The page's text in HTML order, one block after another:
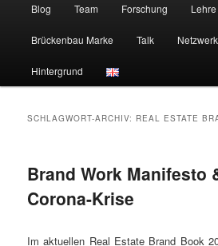
Blog Team Forschung Lehre
Brückenbau Marke Talk
Hintergrund
SCHLAGWORT-ARCHIV: REAL ESTATE
Brand Work Manifesto
Corona-Krise
Im aktuellen Real Estate Brand Book